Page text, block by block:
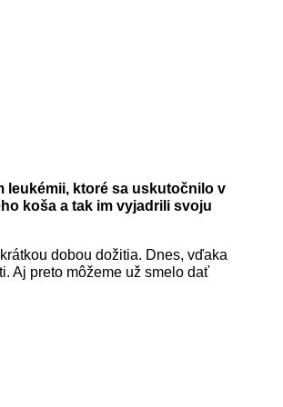
leukémii, ktoré sa uskutočnilo v
koša a tak im vyjadrili svoju
dobou dožitia. Dnes, vďaka
Aj preto môžeme už smelo dať